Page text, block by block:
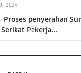
2026
Proses penyerahan
Pekerja...